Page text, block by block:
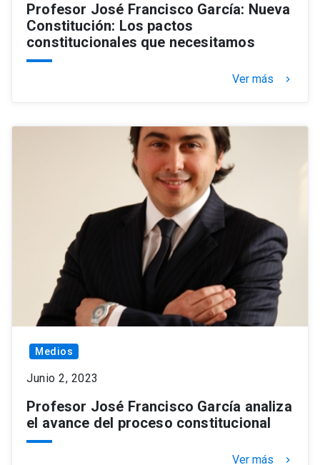
Profesor José Francisco García: Nueva
Constitución: Los pactos
constitucionales que necesitamos
Ver más keyboard_arrow_right
Medios
Junio 2, 2023
Profesor José Francisco García analiza
el avance del proceso constitucional
Ver más keyboard_arrow_right